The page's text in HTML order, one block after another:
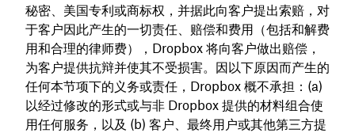
秘密、美国专利或商标权，并据此向客户提出索赔，对
于客户因此产生的一切责任、赔偿和费用（包括和解费
用和合理的律师费），Dropbox 将向客户做出赔偿，
为客户提供抗辩并使其不受损害。因以下原因而产生的
任何本节项下的义务或责任，Dropbox 概不承担：(a)
以经过修改的形式或与非 Dropbox 提供的材料组合使
用任何服务，以及 (b) 客户、最终用户或其他第三方提